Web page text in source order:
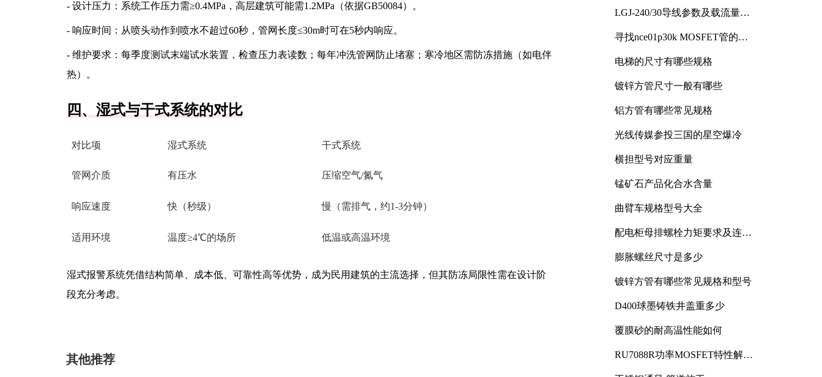
- 设计压力：系统工作压力需≥0.4MPa，高层建筑可能需1.2MPa（依据GB50084）。
- 响应时间：从喷头动作到喷水不超过60秒，管网长度≤30m时可在5秒内响应。
- 维护要求：每季度测试末端试水装置，检查压力表读数；每年冲洗管网防止堵塞；寒冷地区需防冻措施（如电伴
热）。
四、湿式与干式系统的对比
对比项 湿式系统 干式系统
管网介质 有压水 压缩空气/氮气
响应速度 快（秒级） 慢（需排气，约1-3分钟）
适用环境 温度≥4℃的场所 低温或高温环境
湿式报警系统凭借结构简单、成本低、可靠性高等优势，成为民用建筑的主流选择，但其防冻局限性需在设计阶
段充分考虑。
其他推荐
LGJ-240/30导线参数及载流量解
寻找nce01p30k MOSFET管的合
电梯的尺寸有哪些规格
镀锌方管尺寸一般有哪些
铝方管有哪些常见规格
光线传媒参投三国的星空爆冷
横担型号对应重量
锰矿石产品化合水含量
曲臂车规格型号大全
配电柜母排螺栓力矩要求及连接
膨胀螺丝尺寸是多少
镀锌方管有哪些常见规格和型号
D400球墨铸铁井盖重多少
覆膜砂的耐高温性能如何
RU7088R功率MOSFET特性解析